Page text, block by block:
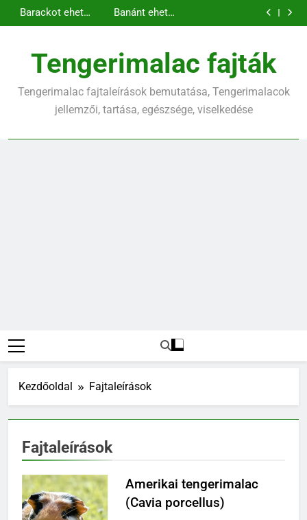
Ugrás
a
amit tudnod kell
tengerimalac
nyúl együtt
Barackot ehet a
tengerimalac?
Banánt ehet a
tengerimalac?
Kopasz
amit tudnod kell
Tengerimalac fajták
Tengerimalac fajtaleírások bemutatása, Tengerimalacok
jellemzői, tartása, egészsége, viselkedése
Kezdőoldal Fajtaleírások
Fajtaleírások
Amerikai tengerimalac
(Cavia porcellus)